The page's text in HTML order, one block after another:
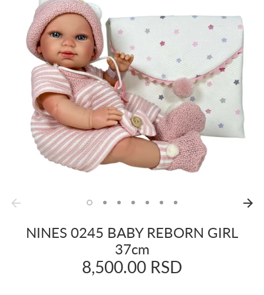
NINES 0245 BABY REBORN GIRL
37cm
8,500.00 RSD